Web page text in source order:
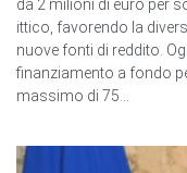
da 2 milioni di euro per
ittico, favorendo la
nuove fonti di reddito.
finanziamento a fondo
massimo di 75...